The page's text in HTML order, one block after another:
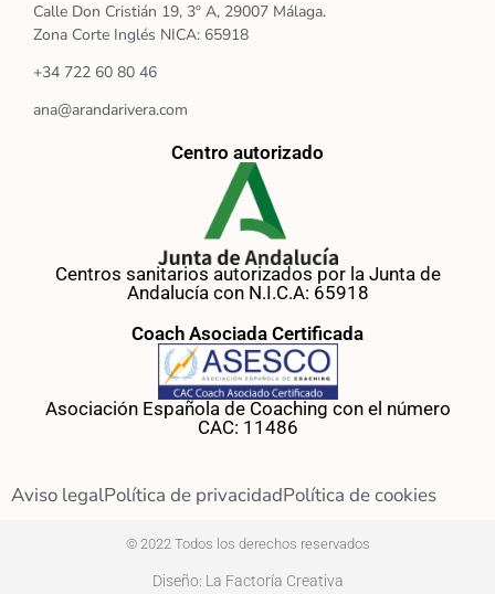
Calle Don Cristián 19, 3º A, 29007 Málaga.
Zona Corte Inglés NICA: 65918
+34 722 60 80 46
ana@arandarivera.com
Centro autorizado
Centros sanitarios autorizados por la Junta de
Andalucía con N.I.C.A: 65918
Coach Asociada Certificada
Asociación Española de Coaching con el número
CAC: 11486
Aviso legalPolítica de privacidadPolítica de cookies
© 2022 Todos los derechos reservados
Diseño: La Factoría Creativa